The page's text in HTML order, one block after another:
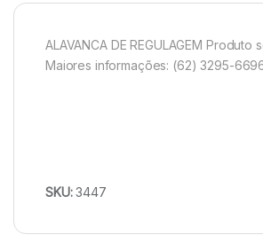
ALAVANCA DE REGULAGEM Produto
Maiores informações: (62) 3295-
SKU:3447